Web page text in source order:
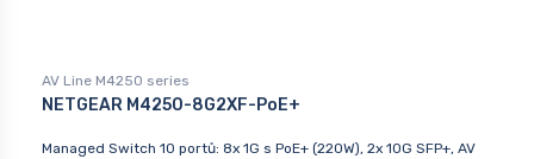
AV Line M4250 series
NETGEAR M4250-8G2XF-PoE+
Managed Switch 10 portů: 8x 1G s PoE+ (220W), 2x 10G SFP+, AV